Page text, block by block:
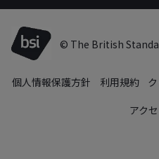
© The British
個人情報保護方針 利用規約
アク